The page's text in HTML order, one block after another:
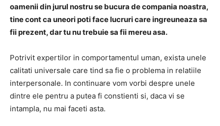
oamenii din jurul nostru se bucura de compania noastra,
tine cont ca uneori poti face lucruri care ingreuneaza sa
fii prezent, dar tu nu trebuie sa fii mereu asa.
Potrivit expertilor in comportamentul uman, exista unele
calitati universale care tind sa fie o problema in relatiile
interpersonale. In continuare vom vorbi despre unele
dintre ele pentru a putea fi constienti si, daca vi se
intampla, nu mai faceti asta.